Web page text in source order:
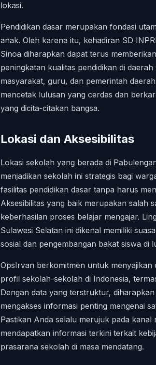
lokasi.
Pendidikan dasar merupakan fondasi
anak. Oleh karena itu, kehadiran SD
Sinoa diharapkan dapat terus
peningkatan kualitas pendidikan di
masyarakat, guru, dan pemerintah
mencetak lulusan yang cerdas dan
yang dicita-citakan bangsa.
Lokasi dan Aksesibilitas
Lokasi sekolah yang berada di
menjadikan sekolah ini strategis bagi
fasilitas pendidikan dasar tanpa harus
Aksesibilitas yang baik merupakan salah
keberhasilan proses belajar mengajar.
Sulawesi Selatan ini dikenal memiliki
sosial dan pengembangan bakat siswa di
OpsIrvan berkomitmen untuk menyajikan
profil sekolah-sekolah di Indonesia,
Dengan data yang terstruktur,
mengakses informasi penting mengenai
Pastikan Anda selalu merujuk pada
mendapatkan informasi terkini terkait
prasarana sekolah di masa mendatang.